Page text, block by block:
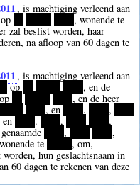
, is machtiging verleend aan
****, wonende te
zal beslist worden, haar
na afloop van 60 dagen te
, is machtiging verleend aan
op
, en de
***** ****, en de heer
****, en . ,
en ****. ,
,
, ****
,
te *****, om,
hun geslachtsnaam in
60 dagen te rekenen van deze